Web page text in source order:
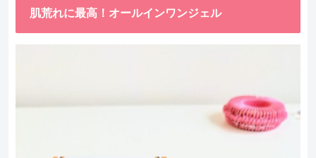
肌荒れに最高！オールインワンジェル